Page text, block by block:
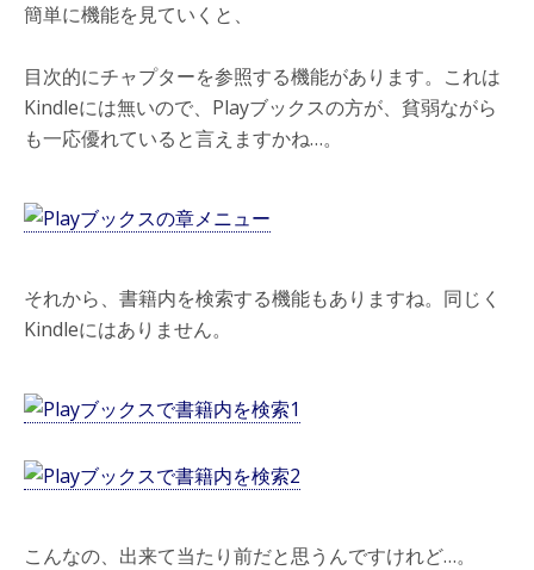
簡単に機能を見ていくと、
目次的にチャプターを参照する機能があります。これは
Kindleには無いので、Playブックスの方が、貧弱ながら
も一応優れていると言えますかね…。
それから、書籍内を検索する機能もありますね。同じく
Kindleにはありません。
こんなの、出来て当たり前だと思うんですけれど…。